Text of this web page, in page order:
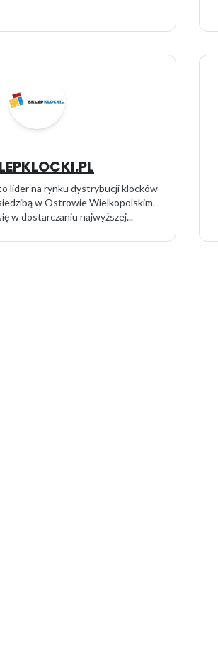
lider na rynku dystrybucji klocków
w Ostrowie Wielkopolskim.
w dostarczaniu najwyższej...